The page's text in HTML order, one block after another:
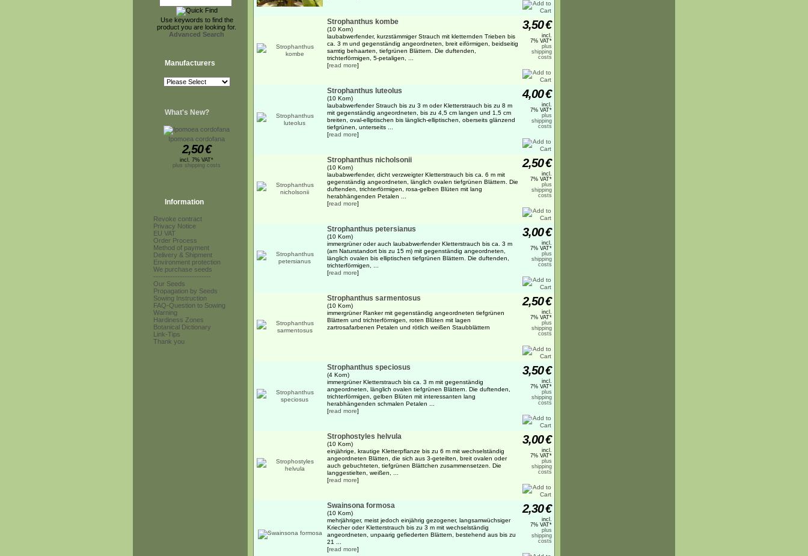
Use keywords to find the
product you are looking for.
Advanced Search
Manufacturers
What's New?
Ipomoea cordofana
2,50€
incl. 7% VAT*
plus shipping costs
Information
Revoke contract
Privacy Notice
EU VAT
Order Process
Method of payment
Delivery & Shipment
Environment protection
We purchase seeds
------------------------
Our Seeds
Propagation by Seeds
Sowing Instruction
FAQ-Question to Sowing
Warning
Hardiness Zones
Botanical Dictionary
Link-Tips
Thank you
Strophanthus kombe
(10 Korn)
laubabwerfender, kurzstämmiger Strauch mit kletternden Trieben bis
ca. 3 m und gegenständig angeordneten, breit eiförmigen, beidseitig
samtig behaarten, tiefgrünen Blättern. Die duftenden,
trichterförmigen, 5-petaligen, ...
[read more]
3,50€
incl.
7% VAT*
plus
shipping
costs
Strophanthus luteolus
(10 Korn)
laubabwerfender Strauch bis zu 3 m oder Kletterstrauch bis zu 8 m
mit gegenständig angeordneten, bis zu 4,5 cm langen und 1,5 cm
breiten, oval-elliptischen bis länglich-elliptischen, oberseits glänzend
tiefgrünen, unterseits ...
[read more]
4,00€
incl.
7% VAT*
plus
shipping
costs
Strophanthus nicholsonii
(10 Korn)
laubabwerfender, dicht verzweigter Kletterstrauch bis ca. 6 m mit
gegenständig angeordneten, länglich ovalen tiefgrünen Blättern. Die
duftenden, trichterförmigen, rosa-gelben Blüten mit lang
herabhängenden Petalen ...
[read more]
2,50€
incl.
7% VAT*
plus
shipping
costs
Strophanthus petersianus
(10 Korn)
immergrüner oder auch laubabwerfender Kletterstrauch bis ca. 3 m
(am Naturstandort bis zu 15 m) mit gegenständig angeordneten,
länglich ovalen bis elliptischen tiefgrünen Blättern. Die duftenden,
trichterförmigen, ...
[read more]
3,00€
incl.
7% VAT*
plus
shipping
costs
Strophanthus sarmentosus
(10 Korn)
immergrüner Ranker mit gegenständig angeordneten tiefgrünen
Blättern und trichterförmigen, roten Blüten mit lagen
zartrosafarbenen Petalen und rötlich weißen Staubblättern
2,50€
incl.
7% VAT*
plus
shipping
costs
Strophanthus speciosus
(4 Korn)
immergrüner Kletterstrauch bis ca. 3 m mit gegenständig
angeordneten, länglich ovalen tiefgrünen Blättern. Die duftenden,
trichterförmigen, gelben Blüten mit interessanten lang
herabhängenden schmalen Petalen ...
[read more]
3,50€
incl.
7% VAT*
plus
shipping
costs
Strophostyles helvula
(10 Korn)
einjährige, krautige Kletterpflanze bis zu 6 m mit wechselständig
angeordneten Blätten, die sich aus 3-geteilten, breit ovalen oder
auch gebuchteten, tiefgrünen Blättchen zusammensetzen. Die
langgestielten, weißen, ...
[read more]
3,00€
incl.
7% VAT*
plus
shipping
costs
Swainsona formosa
(10 Korn)
mehrjähriger, meist jedoch einjährig gezogener, langsamwüchsiger
Kriecher oder Kletterstrauch bis zu 3 m mit wechselständig
angeordneten, unpaarig gefiederten Blättern, bestehend aus bis zu
21 ...
[read more]
2,30€
incl.
7% VAT*
plus
shipping
costs